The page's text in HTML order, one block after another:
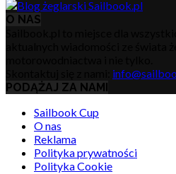
O NAS
PODĄŻAJ ZA NAMI
Sailbook Cup
O nas
Reklama
Polityka prywatności
Polityka Cookie